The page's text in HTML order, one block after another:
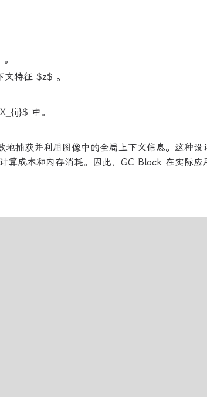
文特征 $z$ 。
中。
捕获并利用图像中的全局上下文信息。这种设
算成本和内存消耗。因此，GC Block 在实际应